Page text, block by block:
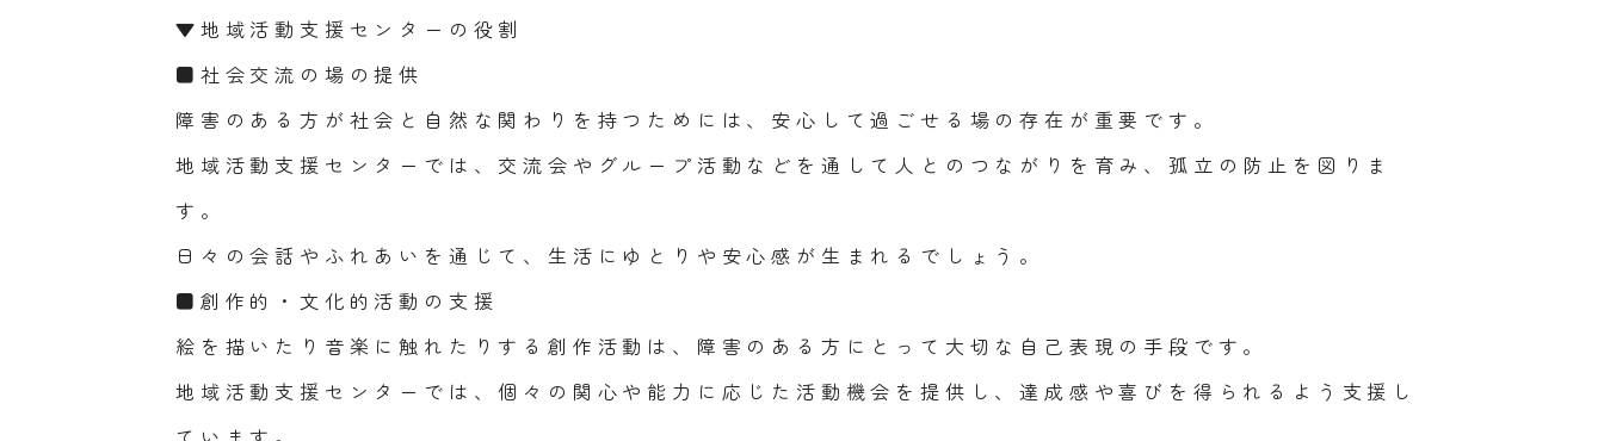
▼地域活動支援センターの役割
■社会交流の場の提供
障害のある方が社会と自然な関わりを持つためには、安心して過ごせる場の存在が重要です。
地域活動支援センターでは、交流会やグループ活動などを通して人とのつながりを育み、孤立の防止を図りま
す。
日々の会話やふれあいを通じて、生活にゆとりや安心感が生まれるでしょう。
■創作的・文化的活動の支援
絵を描いたり音楽に触れたりする創作活動は、障害のある方にとって大切な自己表現の手段です。
地域活動支援センターでは、個々の関心や能力に応じた活動機会を提供し、達成感や喜びを得られるよう支援し